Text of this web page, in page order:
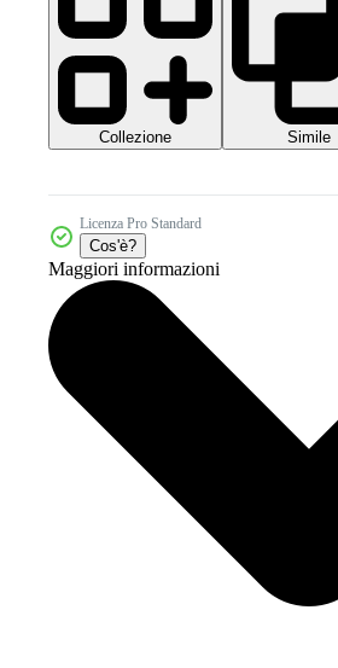
Collezione Simile
Licenza Pro Standard
Cos'è?
Maggiori informazioni